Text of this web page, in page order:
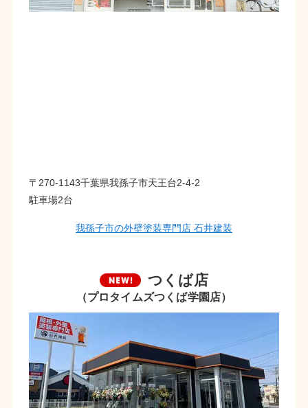
〒270-1143千葉県我孫子市天王台2-4-2
駐車場2台
我孫子市の外壁塗装専門店 石井建装
つくば店
（プロタイムズつくば学園店）